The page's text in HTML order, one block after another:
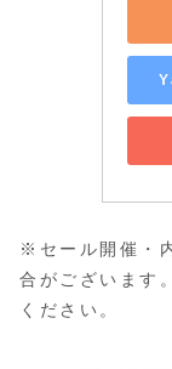
※セール開催・
合がございます
ください。